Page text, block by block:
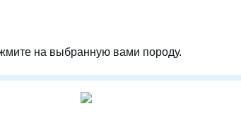
на выбранную вами породу.